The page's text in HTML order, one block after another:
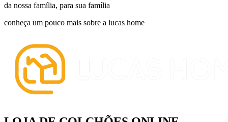
da nossa família, para sua família
conheça um pouco mais sobre a lucas home